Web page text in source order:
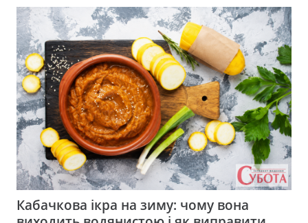
Кабачкова ікра на зиму: чому вона